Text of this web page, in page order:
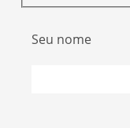
Seu nome